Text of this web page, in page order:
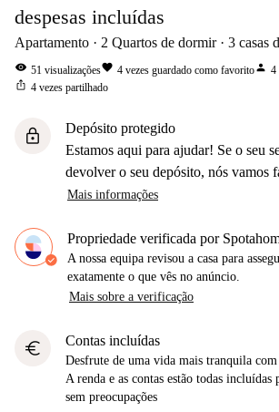
despesas incluídas
Apartamento 2 Quartos de dormir 3 casas
visibility 51 visualizaçõesfavorite 4 vezes guardado como favoritoperson 4
ios_share 4 vezes partilhado
lock
Depósito protegido
Estamos aqui para ajudar! Se o seu
devolver o seu depósito, nós vamos
Mais informações
Propriedade verificada por
A nossa equipa revisou a casa para
exatamente o que vês no anúncio.
Mais sobre a verificação
euro Contas incluídas
Desfrute de uma vida mais tranquila com
A renda e as contas estão todas incluídas
sem preocupações